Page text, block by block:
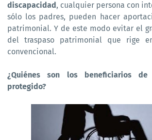
discapacidad, cualquier persona con
sólo los padres, pueden hacer
patrimonial. Y de este modo evitar el
del traspaso patrimonial que rige
convencional.
¿Quiénes son los beneficiarios
protegido?